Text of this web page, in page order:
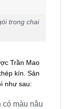
trong chai
Trần Mao
kín. Sản
như sau:
có màu nâu